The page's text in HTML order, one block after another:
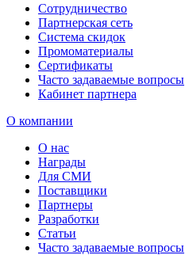
Сотрудничество
Партнерская сеть
Система скидок
Промоматериалы
Сертификаты
Часто задаваемые вопросы
Кабинет партнера
О компании
О нас
Награды
Для СМИ
Поставщики
Партнеры
Разработки
Статьи
Часто задаваемые вопросы